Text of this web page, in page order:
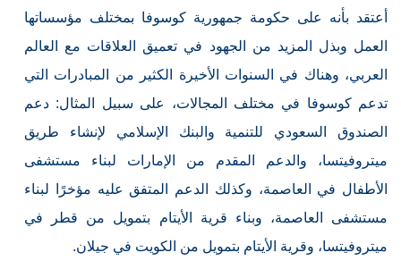
أعتقد بأنه على حكومة جمهورية كوسوفا بمختلف مؤسساتها
العمل وبذل المزيد من الجهود في تعميق العلاقات مع العالم
العربي، وهناك في السنوات الأخيرة الكثير من المبادرات التي
تدعم كوسوفا في مختلف المجالات، على سبيل المثال: دعم
الصندوق السعودي للتنمية والبنك الإسلامي لإنشاء طريق
ميتروفيتسا، والدعم المقدم من الإمارات لبناء مستشفى
الأطفال في العاصمة، وكذلك الدعم المتفق عليه مؤخرًا لبناء
مستشفى العاصمة، وبناء قرية الأيتام بتمويل من قطر في
ميتروفيتسا، وقرية الأيتام بتمويل من الكويت في جيلان.